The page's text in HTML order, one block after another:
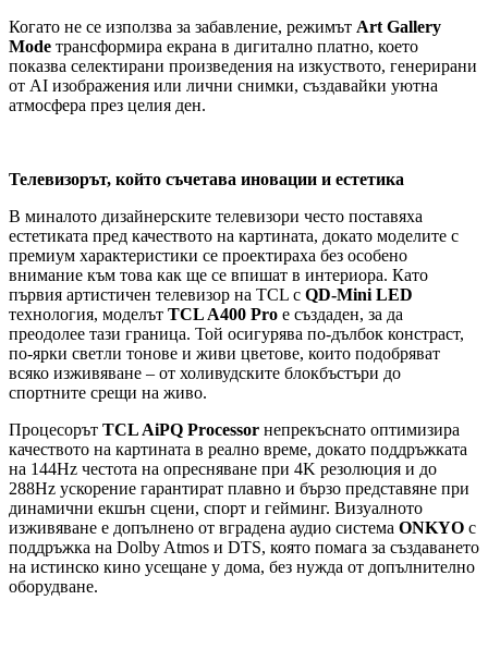
Когато не се използва за забавление, режимът Art Gallery
Mode трансформира екрана в дигитално платно, което
показва селектирани произведения на изкуството, генерирани
от AI изображения или лични снимки, създавайки уютна
атмосфера през целия ден.
Телевизорът, който съчетава иновации и естетика
В миналото дизайнерските телевизори често поставяха
естетиката пред качеството на картината, докато моделите с
премиум характеристики се проектираха без особено
внимание към това как ще се впишат в интериора. Като
първия артистичен телевизор на TCL с QD-Mini LED
технология, моделът TCL A400 Pro е създаден, за да
преодолее тази граница. Той осигурява по-дълбок констраст,
по-ярки светли тонове и живи цветове, които подобряват
всяко изживяване – от холивудските блокбъстъри до
спортните срещи на живо.
Процесорът TCL AiPQ Processor непрекъснато оптимизира
качеството на картината в реално време, докато поддръжката
на 144Hz честота на опресняване при 4K резолюция и до
288Hz ускорение гарантират плавно и бързо представяне при
динамични екшън сцени, спорт и гейминг. Визуалното
изживяване е допълнено от вградена аудио система ONKYO с
поддръжка на Dolby Atmos и DTS, която помага за създаването
на истинско кино усещане у дома, без нужда от допълнително
оборудване.